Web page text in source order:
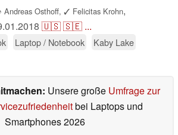
Andreas Osthoff, ✓ Felicitas Krohn,
🇺🇸🇸🇪 ...
Laptop / Notebook
Kaby Lake
Unsere große Umfrage zur
bei Laptops und
Smartphones 2026